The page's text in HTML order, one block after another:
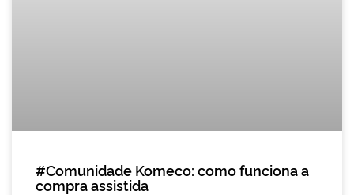
#Comunidade Komeco: como funciona a
compra assistida